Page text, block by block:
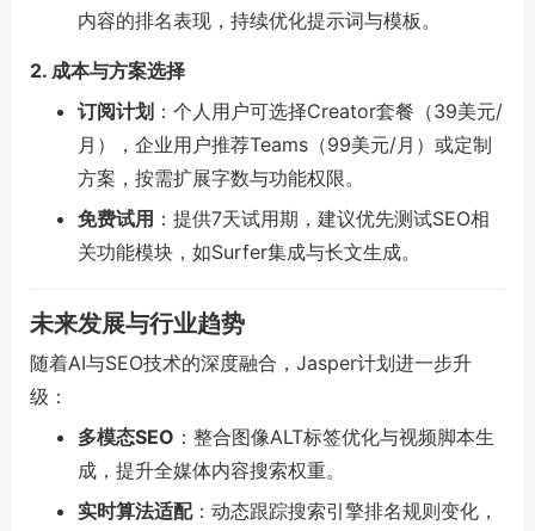
内容的排名表现，持续优化提示词与模板。
2. 成本与方案选择
订阅计划 ：个人用户可选择Creator套餐（39美元/
月），企业用户推荐Teams（99美元/月）或定制
方案，按需扩展字数与功能权限。
免费试用 ：提供7天试用期，建议优先测试SEO相
关功能模块，如Surfer集成与长文生成。
未来发展与行业趋势
随着AI与SEO技术的深度融合，Jasper计划进一步升
级：
多模态SEO ：整合图像ALT标签优化与视频脚本生
成，提升全媒体内容搜索权重。
实时算法适配：动态跟踪搜索引擎排名规则变化，